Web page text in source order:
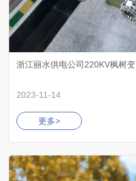
浙江丽水供电公司220KV枫树变
2023-11-14
更多>